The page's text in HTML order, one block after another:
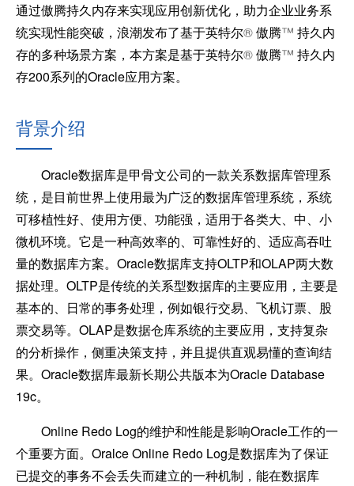
通过傲腾持久内存来实现应用创新优化，助力企业业务系
统实现性能突破，浪潮发布了基于英特尔®傲腾™ 持久内
存的多种场景方案，本方案是基于英特尔®傲腾™ 持久内
存200系列的Oracle应用方案。
背景介绍
Oracle数据库是甲骨文公司的一款关系数据库管理系
统，是目前世界上使用最为广泛的数据库管理系统，系统
可移植性好、使用方便、功能强，适用于各类大、中、小
微机环境。它是一种高效率的、可靠性好的、适应高吞吐
量的数据库方案。Oracle数据库支持OLTP和OLAP两大数
据处理。OLTP是传统的关系型数据库的主要应用，主要是
基本的、日常的事务处理，例如银行交易、飞机订票、股
票交易等。OLAP是数据仓库系统的主要应用，支持复杂
的分析操作，侧重决策支持，并且提供直观易懂的查询结
果。Oracle数据库最新长期公共版本为Oracle Database
19c。
Online Redo Log的维护和性能是影响Oracle工作的一
个重要方面。Oralce Online Redo Log是数据库为了保证
已提交的事务不会丢失而建立的一种机制，能在数据库